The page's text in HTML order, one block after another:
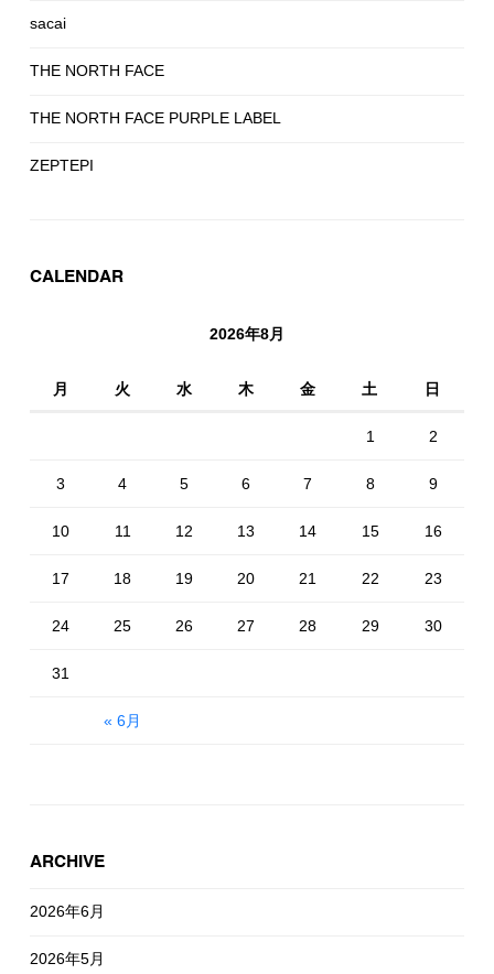
sacai
THE NORTH FACE
THE NORTH FACE PURPLE LABEL
ZEPTEPI
CALENDAR
2026年8月
月 火 水 木 金 土 日
« 6月
1 2
3 4 5 6 7 8 9
10 11 12 13 14 15 16
17 18 19 20 21 22 23
24 25 26 27 28 29 30
31
ARCHIVE
2026年6月
2026年5月